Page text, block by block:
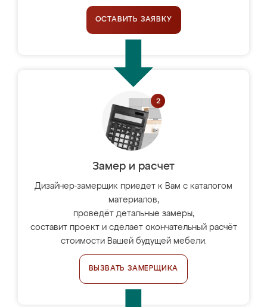
ОСТАВИТЬ ЗАЯВКУ
Замер и расчет
Дизайнер-замерщик приедет к Вам с каталогом
материалов,
проведёт детальные замеры,
составит проект и сделает окончательный расчёт
стоимости Вашей будущей мебели.
ВЫЗВАТЬ ЗАМЕРЩИКА